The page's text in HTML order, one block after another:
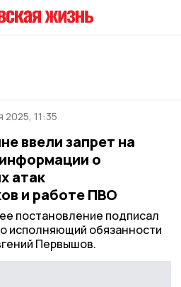
2025, 11:35
ввели запрет на
о
атак
и работе ПВО
постановление подписал
исполняющий обязанности
Первышов.